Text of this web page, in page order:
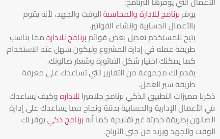
يوفر برنامج للادارة والمحاسبةالوقت والجهد، لأنه يقوم
بالأعمال الحسابية وإنشاء الفواتير.
يتيح للمستخدم تعديل بعض قوائمبرنامج للادارهمما يناسب
طريقة عمله في إدارة المشروع وليكون سهل عند الاستخدام.
كما يمكنك اختيار شكل الفاتورة وشعار صالونك.
يقدم لك مجموعة من التقارير التي تساعدك على معرفة
طريقة سير العمل.
ذكرنا مميزات التطبيق الذكي برنامججلاميراللادارهوكيف يساعدك
في الأعمال الإدارية والحسابية بدقة ونجاح مما يساعدك على إدارة
الصالون بطريقة حديثة غير تقليدية كما أنهبرنامج ذكييوفر لك
الوقت والجهد ويزيد من جني الأرباح.